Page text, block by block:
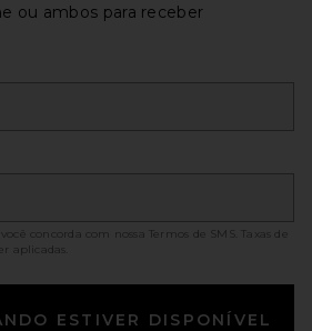
ou ambos para receber
concorda com nossa Termos de SMS
. Taxas de
aplicadas.
ESTIVER DISPONÍVEL